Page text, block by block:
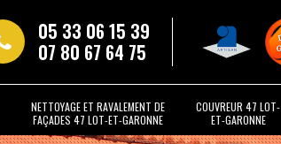
05 33 06 15 39
07 80 67 64 75
NETTOYAGE ET RAVALEMENT DE
FAÇADES 47 LOT-ET-GARONNE
COUVREUR 47 LOT-
ET-GARONNE